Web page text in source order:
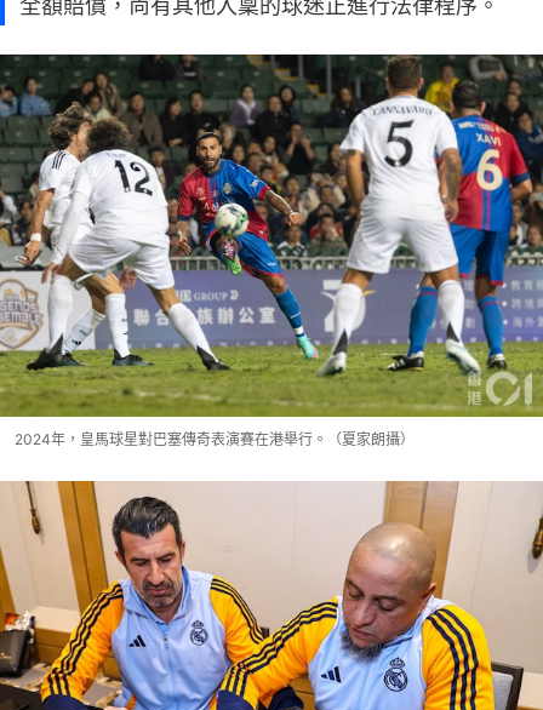
全額賠償，尚有其他入稟的球迷正進行法律程序。
2024年，皇馬球星對巴塞傳奇表演賽在港舉行。（夏家朗攝）